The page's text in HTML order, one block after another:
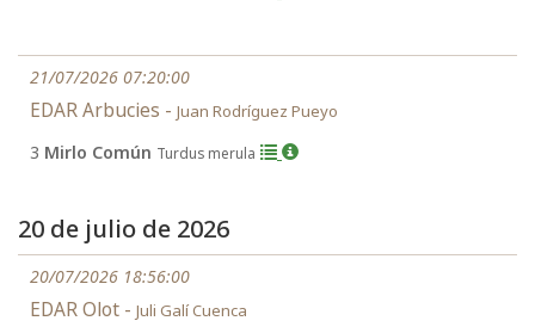
21/07/2026 07:20:00
EDAR Arbucies - Juan Rodríguez Pueyo
3 Mirlo Común Turdus merula
20 de julio de 2026
20/07/2026 18:56:00
EDAR Olot - Juli Galí Cuenca